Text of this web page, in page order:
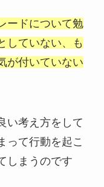
ードについて勉
していない、も
が付いていない
い考え方をして
って行動を起こ
しまうのです